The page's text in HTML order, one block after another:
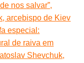
nos salvar”,
arcebispo de Kiev
especial:
de raiva em
Shevchuk,